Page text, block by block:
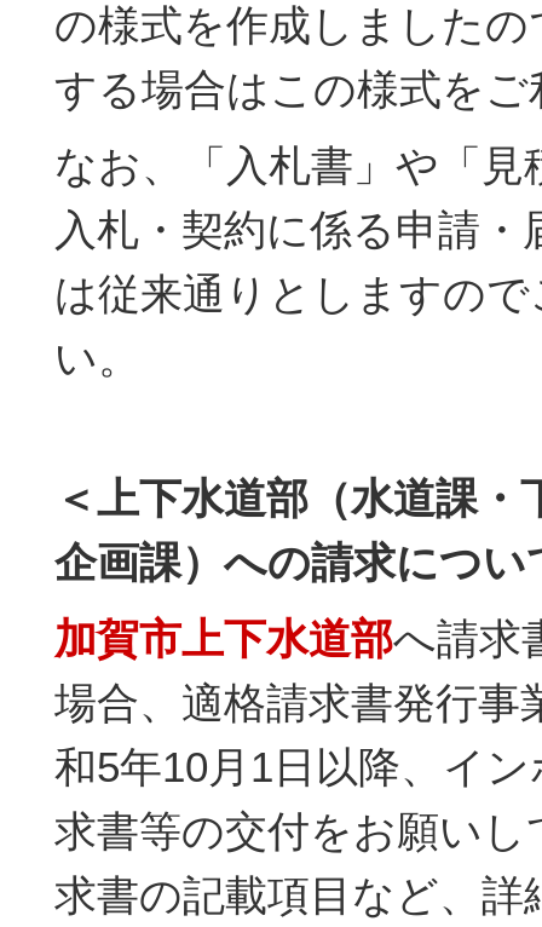
の様式を作成しました
する場合はこの様式を
なお、「入札書」や「見
入札・契約に係る申請
は従来通りとしますの
い。
＜上下水道部（水道課・
企画課）への請求につい
加賀市上下水道部へ請求
場合、適格請求書発行事
和5年10月1日以降、イ
求書等の交付をお願い
求書の記載項目など、詳